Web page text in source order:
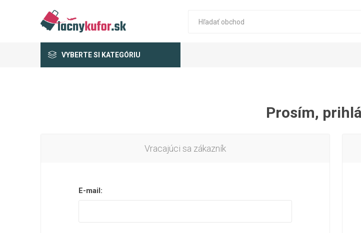
VYBERTE SI KATEGÓRIU
Prosím,
Vracajúci sa zákazník
E-mail: